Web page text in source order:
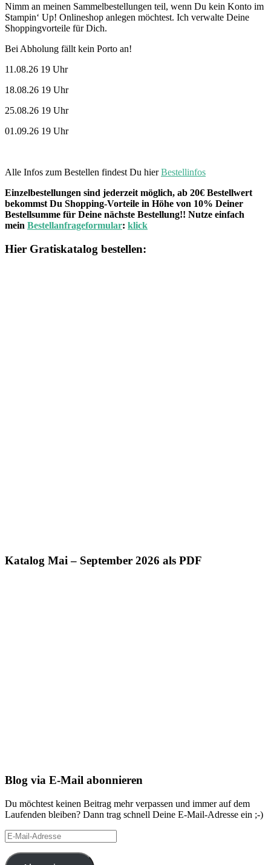
Nimm an meinen Sammelbestellungen teil, wenn Du kein Konto im
Stampin‘ Up! Onlineshop anlegen möchtest. Ich verwalte Deine
Shoppingvorteile für Dich.
Bei Abholung fällt kein Porto an!
11.08.26 19 Uhr
18.08.26 19 Uhr
25.08.26 19 Uhr
01.09.26 19 Uhr
Alle Infos zum Bestellen findest Du hierBestellinfos
Einzelbestellungen sind jederzeit möglich, ab 20€ Bestellwert
bekommst Du Shopping-Vorteile in Höhe von 10% Deiner
Bestellsumme für Deine nächste Bestellung!! Nutze einfach
mein Bestellanfrageformular: klick
Hier Gratiskatalog bestellen:
Katalog Mai – September 2026 als PDF
Blog via E-Mail abonnieren
Du möchtest keinen Beitrag mehr verpassen und immer auf dem
Laufenden bleiben? Dann trag schnell Deine E-Mail-Adresse ein ;-)
E-
Mail-
Adresse